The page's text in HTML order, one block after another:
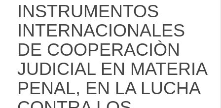
INSTRUMENTOS
INTERNACIONALES
DE COOPERACIÒN
JUDICIAL EN MATERIA
PENAL, EN LA LUCHA